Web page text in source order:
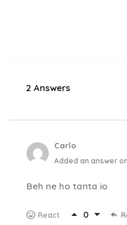
2 Answers
Carlo
Added an answer
Beh ne ho tanta io
React 0